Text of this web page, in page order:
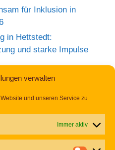
verwalten
und unseren Service zu
Immer aktiv
für Inklusion in
in Hettstedt:
und starke Impulse
im Europa-
– Jetzt anmelden und